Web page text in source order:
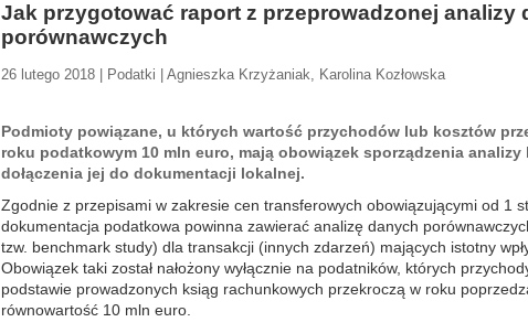
Jak przygotować raport z przeprowadzonej analizy
porównawczych
26 lutego 2018 | Podatki | Agnieszka Krzyżaniak, Karolina Kozłowska
Podmioty powiązane, u których wartość przychodów lub kosztów
roku podatkowym 10 mln euro, mają obowiązek sporządzenia
dołączenia jej do dokumentacji lokalnej.
Zgodnie z przepisami w zakresie cen transferowych obowiązującymi od 1
dokumentacja podatkowa powinna zawierać analizę danych
tzw. benchmark study) dla transakcji (innych zdarzeń) mających istotny
Obowiązek taki został nałożony wyłącznie na podatników, których
podstawie prowadzonych ksiąg rachunkowych przekroczą w roku
równowartość 10 mln euro.